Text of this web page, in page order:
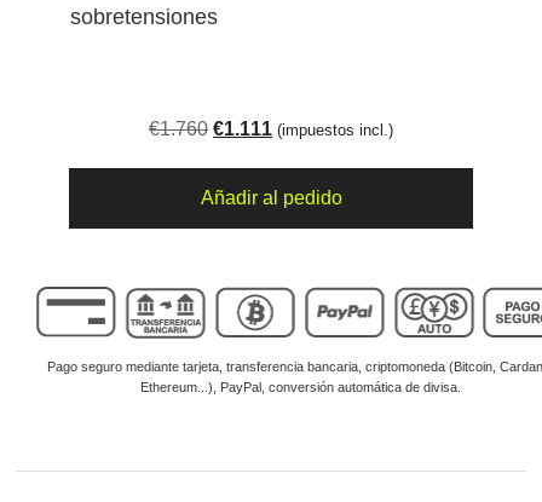
sobretensiones
€1.760 El
original
€1.111 El
actual
(impuestos incl.)
2.0
cantidad
Añadir al pedido